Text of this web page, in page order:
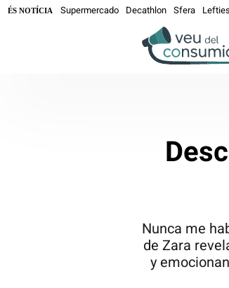
ÉS NOTÍCIA Supermercado Decathlon Sfera Lefties
Nunca me
de Zara
y